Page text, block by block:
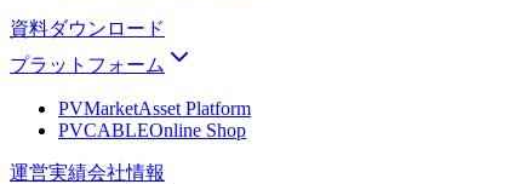
資料ダウンロード
プラットフォーム
PVMarketAsset Platform
PVCABLEOnline Shop
運営実績会社情報